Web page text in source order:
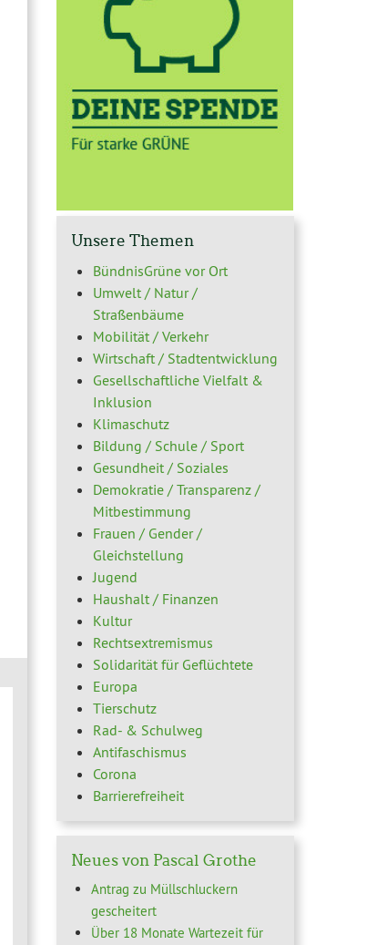
Unsere Themen
BündnisGrüne vor Ort
Umwelt / Natur /
Straßenbäume
Mobilität / Verkehr
Wirtschaft / Stadtentwicklung
Gesellschaftliche Vielfalt &
Inklusion
Klimaschutz
Bildung / Schule / Sport
Gesundheit / Soziales
Demokratie / Transparenz /
Mitbestimmung
Frauen / Gender /
Gleichstellung
Jugend
Haushalt / Finanzen
Kultur
Rechtsextremismus
Solidarität für Geflüchtete
Europa
Tierschutz
Rad- & Schulweg
Antifaschismus
Corona
Barrierefreiheit
Neues von Pascal Grothe
Antrag zu Müllschluckern
gescheitert
Über 18 Monate Wartezeit für